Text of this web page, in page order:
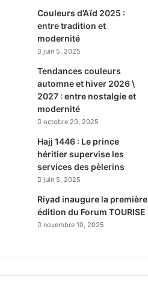
Couleurs d’Aïd 2025 :
entre tradition et
modernité
juin 5, 2025
Tendances couleurs
automne et hiver 2026 \
2027 : entre nostalgie et
modernité
octobre 29, 2025
Hajj 1446 : Le prince
héritier supervise les
services des pèlerins
juin 5, 2025
Riyad inaugure la première
édition du Forum TOURISE
novembre 10, 2025